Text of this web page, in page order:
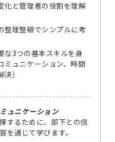
化と管理者の役割を理解
整理整頓でシンプルに考
な3つの基本スキルを身
ミュニケーション、時間
）
ュニケーション
するために、部下との信
を通じて学びます。